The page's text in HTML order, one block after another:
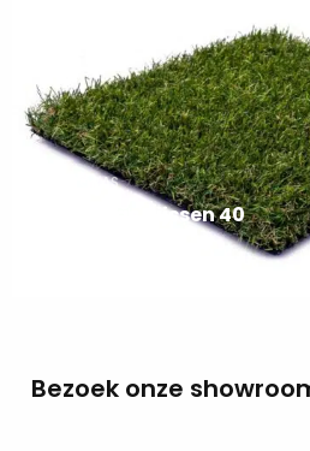
KUNSTGRAS
Kunstgras Rijssen 40
Bezoek onze